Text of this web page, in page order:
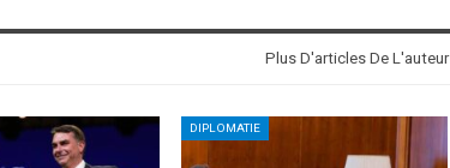
Plus D'articles De L'auteur
DIPLOMATIE